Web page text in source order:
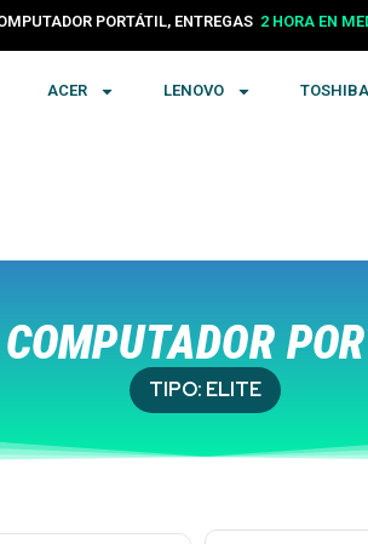
PORTÁTIL, ENTREGAS 24 HORAS EN
ACER LENOVO TOSHIBA
TIPO: ELITE